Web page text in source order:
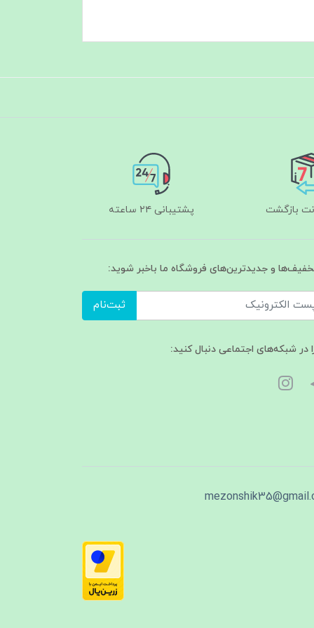
پشتیبانی ۲۴ ساعته
و جدیدترین‌های فروشگاه ما باخبر شوید:
ثبت‌نام
در شبکه‌های اجتماعی دنبال کنید: